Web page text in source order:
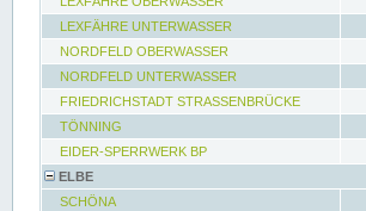
LEXFÄHRE UNTERWASSER
NORDFELD OBERWASSER
NORDFELD UNTERWASSER
FRIEDRICHSTADT STRASSENBRÜCKE
TÖNNING
EIDER-SPERRWERK BP
ELBE
SCHÖNA